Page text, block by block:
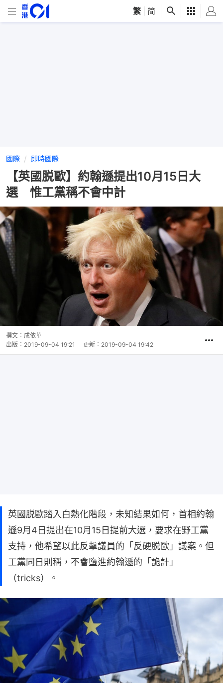
繁 简
國際 即時國際
【英國脱歐】約翰遜提出10月15日大
選 惟工黨稱不會中計
撰文： 成依華
出版： 2019-09-04 19:21 更新： 2019-09-04 19:42
英國脱歐踏入白熱化階段，未知結果如何，首相約翰
遜9月4日提出在10月15日提前大選，要求在野工黨
支持，他希望以此反擊議員的「反硬脱歐」議案。但
工黨同日則稱，不會墮進約翰遜的「詭計」
（tricks）。